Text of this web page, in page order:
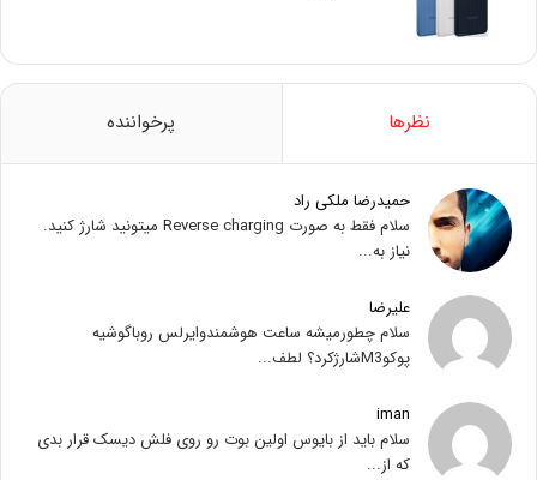
نظرها پرخواننده
حمیدرضا ملکی راد
سلام فقط به صورت Reverse charging میتونید شارژ کنید.
نیاز به...
علیرضا
سلام چطورمیشه ساعت هوشمندوایرلس روباگوشیه
پوکوM3شارژکرد؟ لطف...
iman
سلام باید از بایوس اولین بوت رو روی فلش دیسک قرار بدی
که از...